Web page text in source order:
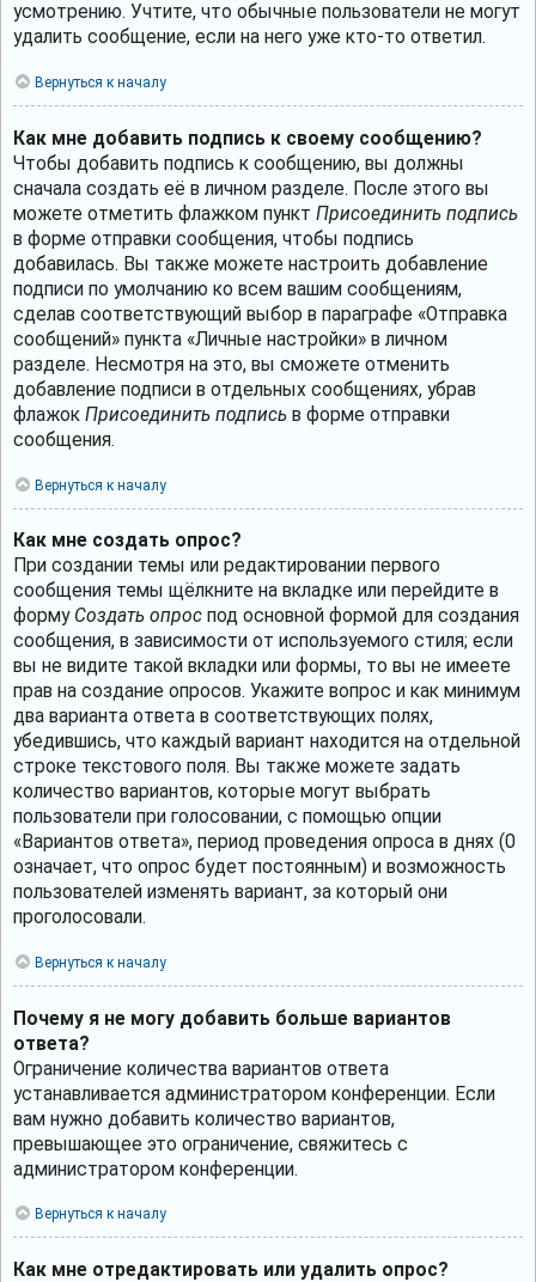
усмотрению. Учтите, что обычные пользователи не могут
удалить сообщение, если на него уже кто-то ответил.
Вернуться к началу
Как мне добавить подпись к своему сообщению?
Чтобы добавить подпись к сообщению, вы должны
сначала создать её в личном разделе. После этого вы
можете отметить флажком пункт Присоединить подпись
в форме отправки сообщения, чтобы подпись
добавилась. Вы также можете настроить добавление
подписи по умолчанию ко всем вашим сообщениям,
сделав соответствующий выбор в параграфе «Отправка
сообщений» пункта «Личные настройки» в личном
разделе. Несмотря на это, вы сможете отменить
добавление подписи в отдельных сообщениях, убрав
флажок Присоединить подпись в форме отправки
сообщения.
Вернуться к началу
Как мне создать опрос?
При создании темы или редактировании первого
сообщения темы щёлкните на вкладке или перейдите в
форму Создать опрос под основной формой для создания
сообщения, в зависимости от используемого стиля; если
вы не видите такой вкладки или формы, то вы не имеете
прав на создание опросов. Укажите вопрос и как минимум
два варианта ответа в соответствующих полях,
убедившись, что каждый вариант находится на отдельной
строке текстового поля. Вы также можете задать
количество вариантов, которые могут выбрать
пользователи при голосовании, с помощью опции
«Вариантов ответа», период проведения опроса в днях (0
означает, что опрос будет постоянным) и возможность
пользователей изменять вариант, за который они
проголосовали.
Вернуться к началу
Почему я не могу добавить больше вариантов
ответа?
Ограничение количества вариантов ответа
устанавливается администратором конференции. Если
вам нужно добавить количество вариантов,
превышающее это ограничение, свяжитесь с
администратором конференции.
Вернуться к началу
Как мне отредактировать или удалить опрос?